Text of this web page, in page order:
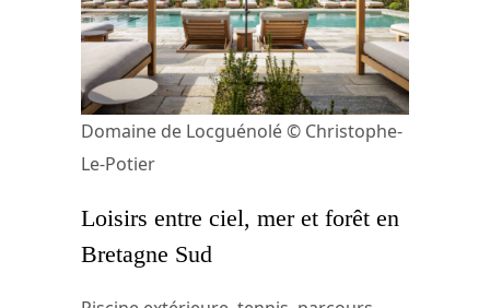
Domaine de Locguénolé © Christophe-
Le-Potier
Loisirs entre ciel, mer et forêt en
Bretagne Sud